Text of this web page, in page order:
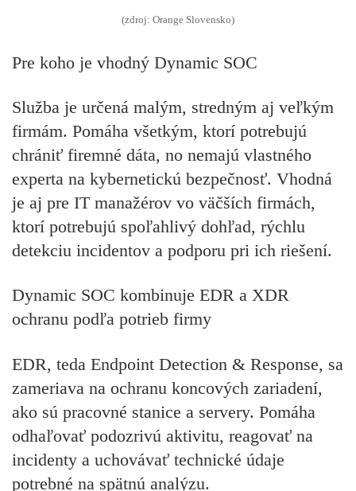
(zdroj: Orange Slovensko)
Pre koho je vhodný Dynamic SOC
Služba je určená malým, stredným aj veľkým
firmám. Pomáha všetkým, ktorí potrebujú
chrániť firemné dáta, no nemajú vlastného
experta na kybernetickú bezpečnosť. Vhodná
je aj pre IT manažérov vo väčších firmách,
ktorí potrebujú spoľahlivý dohľad, rýchlu
detekciu incidentov a podporu pri ich riešení.
Dynamic SOC kombinuje EDR a XDR
ochranu podľa potrieb firmy
EDR, teda Endpoint Detection & Response, sa
zameriava na ochranu koncových zariadení,
ako sú pracovné stanice a servery. Pomáha
odhaľovať podozrivú aktivitu, reagovať na
incidenty a uchovávať technické údaje
potrebné na spätnú analýzu.